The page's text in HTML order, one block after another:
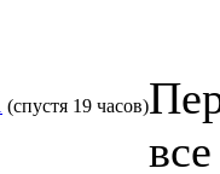
(спустя 19 часов)